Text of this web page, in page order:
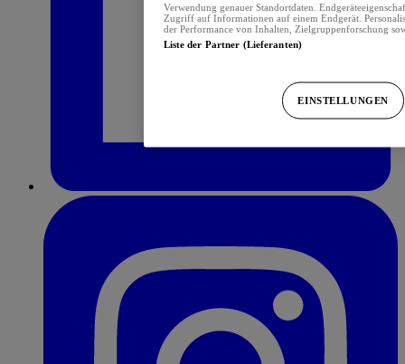
Verwendung genauer Standortdaten.
Zugriff auf Informationen auf einem Endgerät.
der Performance von Inhalten, Zielgruppenforschung
Liste der Partner (Lieferanten)
EINSTELLUNGEN